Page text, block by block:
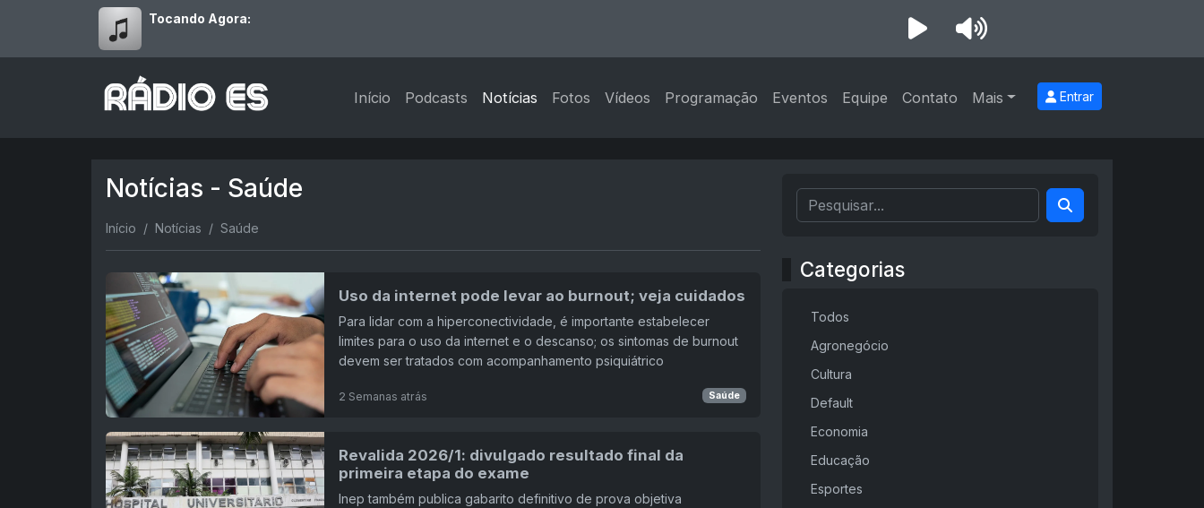
Tocando Agora:
Início Podcasts Notícias Fotos Vídeos Programação Eventos Equipe Contato Mais Entrar
Notícias - Saúde
Início Notícias Saúde
Uso da internet pode levar ao burnout; veja cuidados
Para lidar com a hiperconectividade, é importante estabelecer
limites para o uso da internet e o descanso; os sintomas de burnout
devem ser tratados com acompanhamento psiquiátrico
2 Semanas atrás Saúde
Revalida 2026/1: divulgado resultado final da
primeira etapa do exame
Inep também publica gabarito definitivo de prova objetiva
Categorias
Todos
Agronegócio
Cultura
Default
Economia
Educação
Esportes